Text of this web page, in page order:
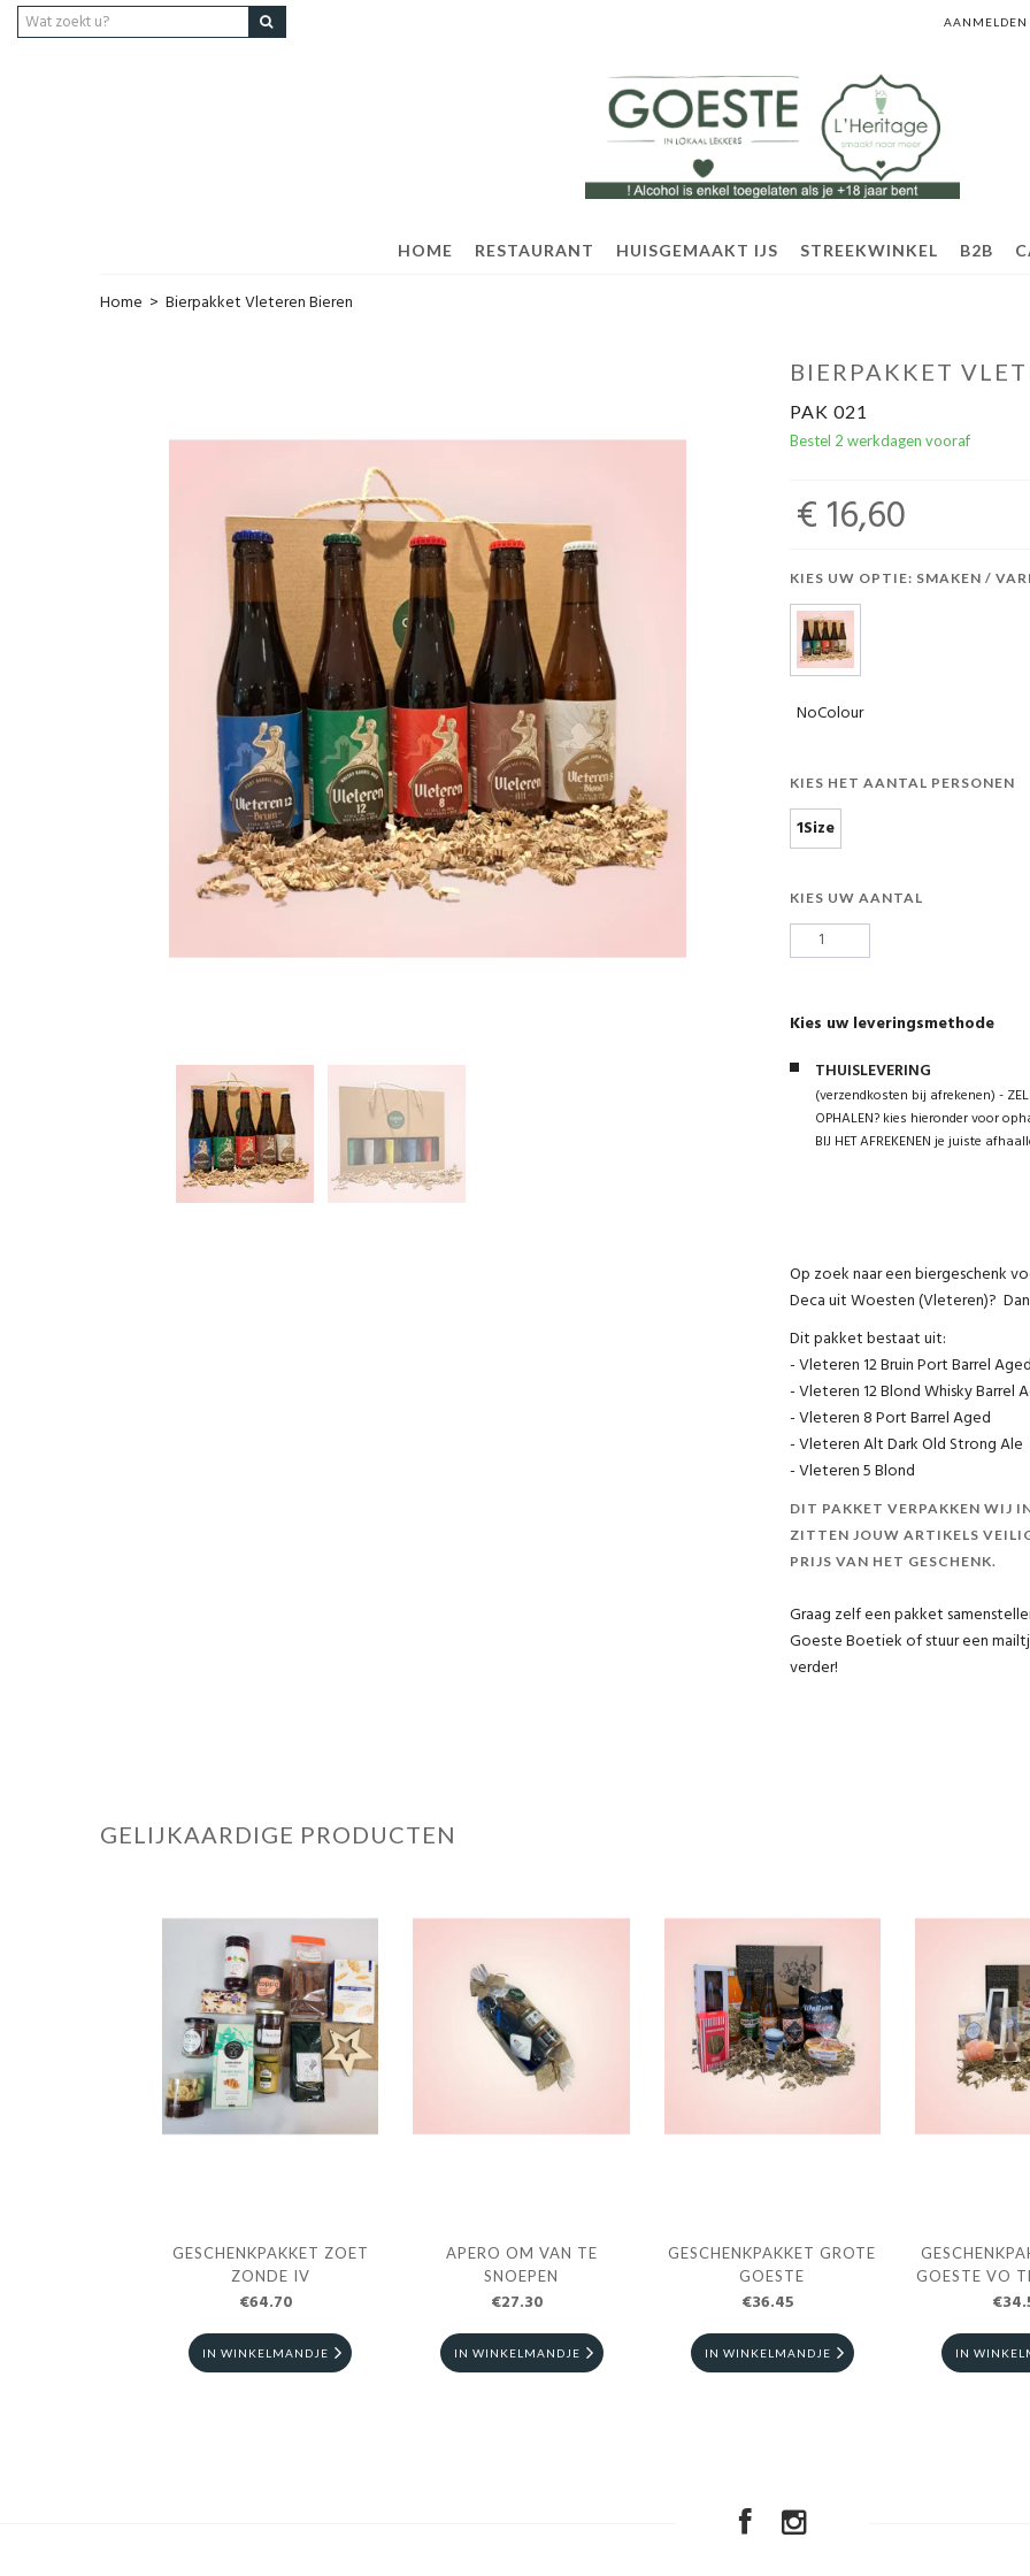
AANMELDEN
HOME RESTAURANT HUISGEMAAKT IJS STREEKWINKEL B2B
Home > Bierpakket Vleteren Bieren
BIERPAKKET
PAK 021
Bestel 2 werkdagen vooraf
€ 16,60
KIES UW OPTIE: SMAKEN /
NoColour
KIES HET AANTAL PERSONEN
1Size
KIES UW AANTAL
Kies uw leveringsmethode
THUISLEVERING
(verzendkosten bij afrekenen) -
OPHALEN? kies hieronder voor
BIJ HET AFREKENEN je juiste
Op zoek naar een biergeschenk
Deca uit Woesten (Vleteren)?
Dit pakket bestaat uit:
- Vleteren 12 Bruin Port Barrel Aged
- Vleteren 12 Blond Whisky Barrel
- Vleteren 8 Port Barrel Aged
- Vleteren Alt Dark Old Strong Ale
- Vleteren 5 Blond
DIT PAKKET VERPAKKEN WIJ
ZITTEN JOUW ARTIKELS
PRIJS VAN HET GESCHENK.
Graag zelf een pakket
Goeste Boetiek of stuur een
verder!
GELIJKAARDIGE PRODUCTEN
GESCHENKPAKKET ZOET
ZONDE IV
€64.70
IN WINKELMANDJE
APERO OM VAN TE
SNOEPEN
€27.30
IN WINKELMANDJE
GESCHENKPAKKET GROTE
GOESTE
€36.45
IN WINKELMANDJE
GOESTE VO
IN